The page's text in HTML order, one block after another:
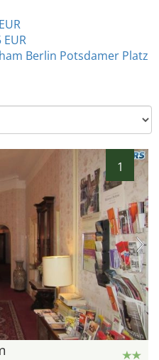
EUR
Berlin Potsdamer Platz
1